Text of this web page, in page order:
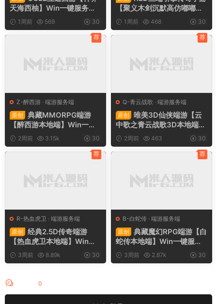
天海西柚】Win一键服务端
+安卓苹果PC三端+内置GM
工具+全套源码+视频架设教
1周前 569 30
【聚义木剑沉默高仿嘟嘟沉
默】Win一键服务端+安卓苹
果PC三端+视频架设教程
1周前 468 30
Z-醉西游 · 端游服务端
原创
典藏MMORPG端游
【醉西游本地端】Win一键
服务端+PC客户端+GM后台
+视频架设教程
2周前 3.15k 30
荐
Q-青云战歌 · 端游服务端
原创
唯美3D仙侠端游【云
中歌之青云战歌3D本地端】
Win一键服务端+PC客户端+
GM工具+视频架设教程
2周前 463 30
荐
R-热血虎卫 · 端游服务端
原创
经典2.5D传奇端游
【热血虎卫本地端】Win一
键服务端+PC客户端+视频
架设教程
3周前 8.89k 30
荐
B-白蛇传 · 端游服务端
原创
典藏魔幻RPG端游【白
蛇传本地端】Win一键服务
端+PC客户端+GM工具+视
频架设教程
3周前 2.87k 30
荐
0